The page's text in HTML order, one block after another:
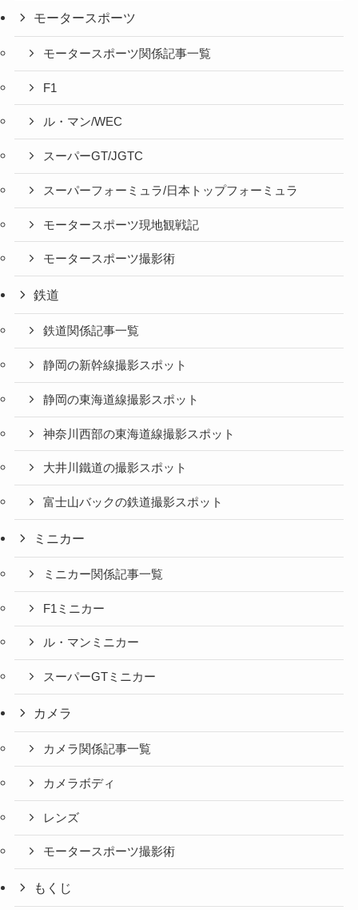
モータースポーツ
モータースポーツ関係記事一覧
F1
ル・マン/WEC
スーパーGT/JGTC
スーパーフォーミュラ/日本トップフォーミュラ
モータースポーツ現地観戦記
モータースポーツ撮影術
鉄道
鉄道関係記事一覧
静岡の新幹線撮影スポット
静岡の東海道線撮影スポット
神奈川西部の東海道線撮影スポット
大井川鐵道の撮影スポット
富士山バックの鉄道撮影スポット
ミニカー
ミニカー関係記事一覧
F1ミニカー
ル・マンミニカー
スーパーGTミニカー
カメラ
カメラ関係記事一覧
カメラボディ
レンズ
モータースポーツ撮影術
もくじ